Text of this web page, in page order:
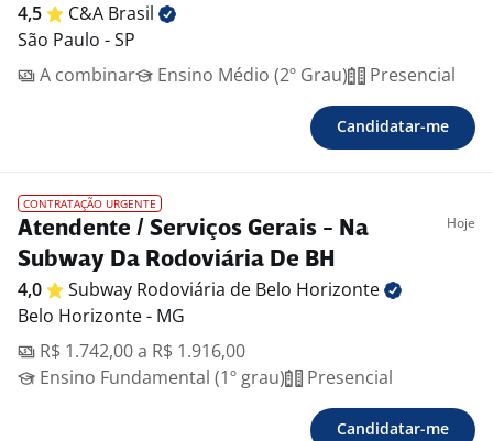
4,5 C&A Brasil
São Paulo - SP
A combinar
Ensino Médio (2º Grau) Presencial
Candidatar-me
CONTRATAÇÃO URGENTE
Atendente / Serviços Gerais - Na
Subway Da Rodoviária De BH
Hoje
4,0 Subway Rodoviária de Belo Horizonte
Belo Horizonte - MG
R$ 1.742,00 a R$ 1.916,00
Ensino Fundamental (1º grau)
Presencial
Candidatar-me